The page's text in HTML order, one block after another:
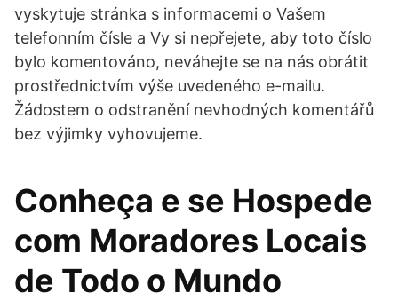
vyskytuje stránka s informacemi o Vašem
telefonním čísle a Vy si nepřejete, aby toto číslo
bylo komentováno, neváhejte se na nás obrátit
prostřednictvím výše uvedeného e-mailu.
Žádostem o odstranění nevhodných komentářů
bez výjimky vyhovujeme.
Conheça e se Hospede
com Moradores Locais
de Todo o Mundo